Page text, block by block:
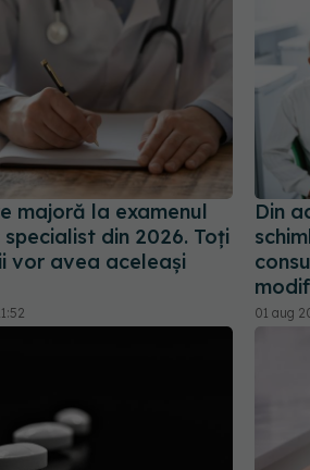
majoră la examenul
din 2026. Toți
vor avea aceleași
Din
01 aug